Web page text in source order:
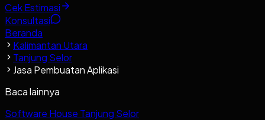
Cek Estimasi
Konsultasi
Beranda
Kalimantan Utara
Tanjung Selor
Jasa Pembuatan Aplikasi
Baca lainnya
Software House Tanjung Selor